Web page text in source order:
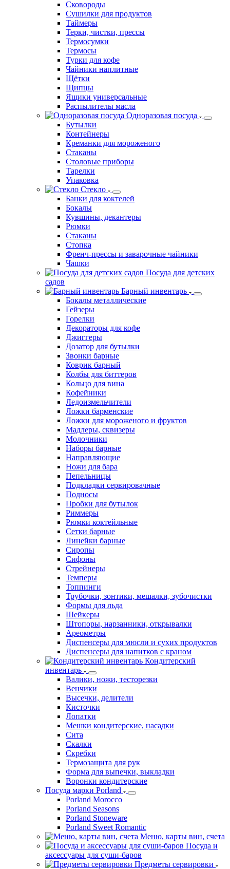
Сковороды
Сушилки для продуктов
Таймеры
Терки, чистки, прессы
Термосумки
Термосы
Турки для кофе
Чайники наплитные
Щётки
Щипцы
Ящики универсальные
Распылителы масла
Одноразовая посуда
Бутылки
Контейнеры
Креманки для мороженого
Стаканы
Столовые приборы
Тарелки
Упаковка
Стекло
Банки для коктелей
Бокалы
Кувшины, декантеры
Рюмки
Стаканы
Стопка
Френч-прессы и заварочные чайники
Чашки
Посуда для детских
садов
Барный инвентарь
Бокалы металлические
Гейзеры
Горелки
Декораторы для кофе
Джиггеры
Дозатор для бутылки
Звонки барные
Коврик барный
Колбы для биттеров
Кольцо для вина
Кофейники
Ледоизмельчители
Ложки барменские
Ложки для мороженого и фруктов
Мадлеры, сквизеры
Молочники
Наборы барные
Направляющие
Ножи для бара
Пепельницы
Подкладки сервировачные
Подносы
Пробки для бутылок
Риммеры
Рюмки коктейльные
Сетки барные
Линейки барные
Сиропы
Сифоны
Стрейнеры
Темперы
Топпинги
Трубочки, зонтики, мешалки, зубочистки
Формы для льда
Шейкеры
Штопоры, нарзанники, открывалки
Ареометры
Диспенсеры для мюсли и сухих продуктов
Диспенсеры для напитков с краном
Кондитерский
инвентарь
Валики, ножи, тесторезки
Венчики
Высечки, делители
Кисточки
Лопатки
Мешки кондитерские, насадки
Сита
Скалки
Скребки
Термозащита для рук
Форма для выпечки, выкладки
Воронки кондитерские
Посуда марки Porland
Porland Morocco
Porland Seasons
Porland Stoneware
Porland Sweet Romantic
Меню, карты вин, счета
Посуда и
аксессуары для суши-баров
Предметы сервировки